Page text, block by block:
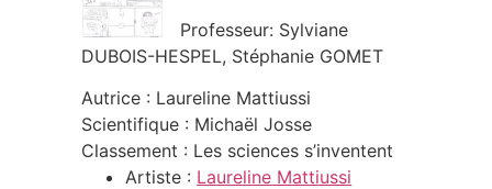
Professeur: Sylviane
DUBOIS-HESPEL, Stéphanie GOMET
Autrice : Laureline Mattiussi
Scientifique : Michaël Josse
Classement : Les sciences s’inventent
Artiste : Laureline Mattiussi